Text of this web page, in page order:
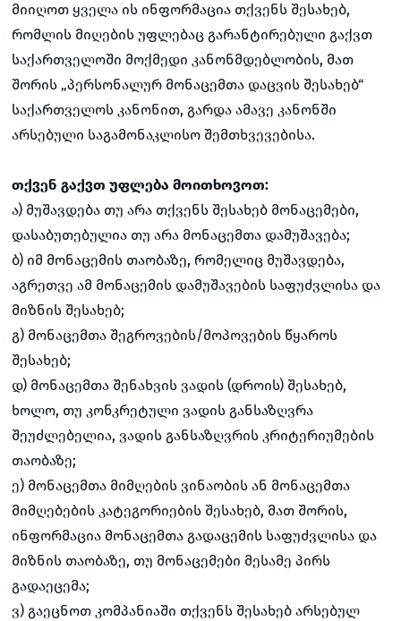
მიიღოთ ყველა ის ინფორმაცია თქვენს შესახებ,
რომლის მიღების უფლებაც გარანტირებული გაქვთ
საქართველოში მოქმედი კანონმდებლობის, მათ
შორის „პერსონალურ მონაცემთა დაცვის შესახებ“
საქართველოს კანონით, გარდა ამავე კანონში
არსებული საგამონაკლისო შემთხვევებისა.
თქვენ გაქვთ უფლება მოითხოვოთ:
ა) მუშავდება თუ არა თქვენს შესახებ მონაცემები,
დასაბუთებულია თუ არა მონაცემთა დამუშავება;
ბ) იმ მონაცემის თაობაზე, რომელიც მუშავდება,
აგრეთვე ამ მონაცემის დამუშავების საფუძვლისა და
მიზნის შესახებ;
გ) მონაცემთა შეგროვების/მოპოვების წყაროს
შესახებ;
დ) მონაცემთა შენახვის ვადის (დროის) შესახებ,
ხოლო, თუ კონკრეტული ვადის განსაზღვრა
შეუძლებელია, ვადის განსაზღვრის კრიტერიუმების
თაობაზე;
ე) მონაცემთა მიმღების ვინაობის ან მონაცემთა
მიმღებების კატეგორიების შესახებ, მათ შორის,
ინფორმაცია მონაცემთა გადაცემის საფუძვლისა და
მიზნის თაობაზე, თუ მონაცემები მესამე პირს
გადაეცემა;
ვ) გაეცნოთ კომპანიაში თქვენს შესახებ არსებულ